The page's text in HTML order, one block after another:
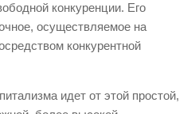
конкуренции. Его
осуществляемое на
конкурентной
идет от этой простой,